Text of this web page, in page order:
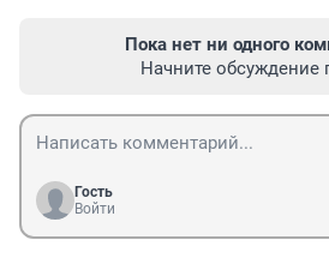
Пока нет ни одного
Начните обсуждение
Гость
Войти